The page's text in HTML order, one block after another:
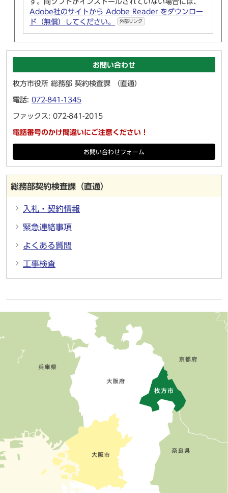
す。同ソフトがインストールされていない場合には、
Adobe社のサイトから Adobe Reader をダウンロー
ド（無償）してください。
外部リンク
お問い合わせ
枚方市役所 総務部 契約検査課 （直通）
電話: 072-841-1345
ファックス: 072-841-2015
電話番号のかけ間違いにご注意ください！
お問い合わせフォーム
総務部契約検査課（直通）
入札・契約情報
緊急連絡事項
よくある質問
工事検査